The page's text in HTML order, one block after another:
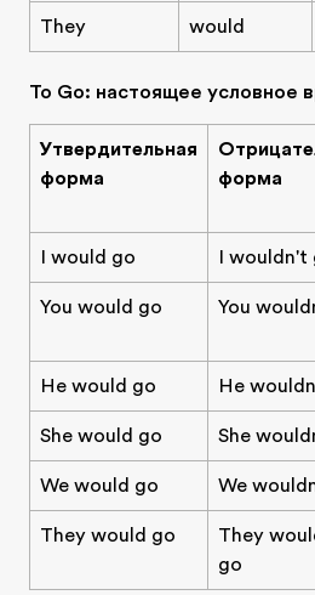
They would
To Go: настоящее условное
Утвердительная
форма
форма
I would go I wouldn't
You would go You
He would go He
She would go She
We would go We
They would go
They
go